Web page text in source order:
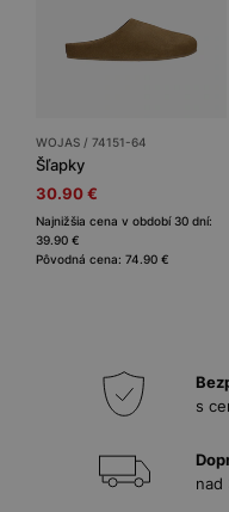
WOJAS / 74151-64
Šľapky
30.90 €
Najnižšia cena v období 30 dní:
39.90 €
Pôvodná cena: 74.90 €
s
nad